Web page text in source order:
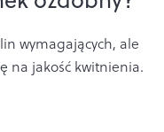
wymagających, ale
na jakość kwitnienia.